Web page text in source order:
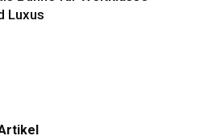
Luxus